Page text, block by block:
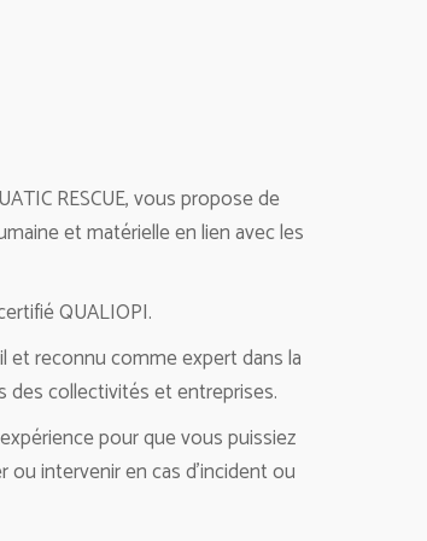
RESCUE, vous propose de
et matérielle en lien avec les
QUALIOPI.
et reconnu comme expert dans la
des collectivités et entreprises.
pour que vous puissiez
intervenir en cas d’incident ou